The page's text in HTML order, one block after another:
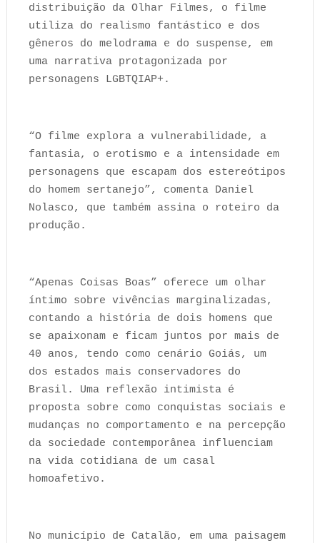
distribuição da Olhar Filmes, o filme
utiliza do realismo fantástico e dos
gêneros do melodrama e do suspense, em
uma narrativa protagonizada por
personagens LGBTQIAP+.
“O filme explora a vulnerabilidade, a
fantasia, o erotismo e a intensidade em
personagens que escapam dos estereótipos
do homem sertanejo”, comenta Daniel
Nolasco, que também assina o roteiro da
produção.
“Apenas Coisas Boas” oferece um olhar
íntimo sobre vivências marginalizadas,
contando a história de dois homens que
se apaixonam e ficam juntos por mais de
40 anos, tendo como cenário Goiás, um
dos estados mais conservadores do
Brasil. Uma reflexão intimista é
proposta sobre como conquistas sociais e
mudanças no comportamento e na percepção
da sociedade contemporânea influenciam
na vida cotidiana de um casal
homoafetivo.
No município de Catalão, em uma paisagem